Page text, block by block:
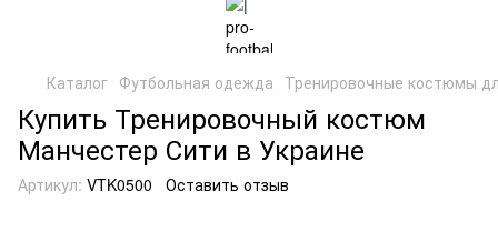
Каталог Футбольная одежда Тренировочные костюмы
Купить Тренировочный костюм
Манчестер Сити в Украине
Артикул: VTK0500 Оставить отзыв